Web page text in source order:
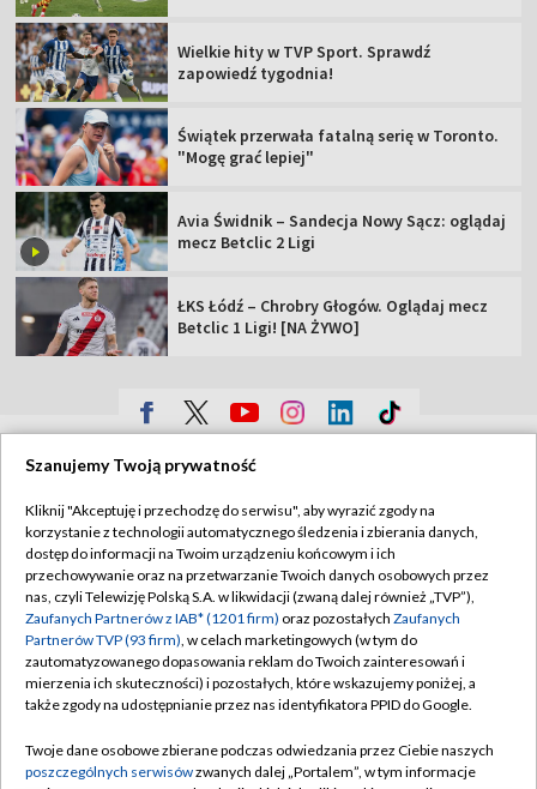
Wielkie hity w TVP Sport. Sprawdź
zapowiedź tygodnia!
Świątek przerwała fatalną serię w Toronto.
"Mogę grać lepiej"
Avia Świdnik – Sandecja Nowy Sącz: oglądaj
mecz Betclic 2 Ligi
ŁKS Łódź – Chrobry Głogów. Oglądaj mecz
Betclic 1 Ligi! [NA ŻYWO]
Sklep TVP
Biuro Reklamy
Oferta Handlowa
Telegazeta ogłoszenia
Emisja w TVP
Ogłoszenia przetargowe
Polityka prywatności
Moje zgody
Biuro reklamy
Kontakt
©2026 Telewizja Polska Spółka Akcyjna w likwidacji
Szanujemy Twoją prywatność
Kliknij "Akceptuję i przechodzę do serwisu", aby wyrazić zgody na
korzystanie z technologii automatycznego śledzenia i zbierania danych,
dostęp do informacji na Twoim urządzeniu końcowym i ich
przechowywanie oraz na przetwarzanie Twoich danych osobowych przez
nas, czyli Telewizję Polską S.A. w likwidacji (zwaną dalej również „TVP”),
Zaufanych Partnerów z IAB* (1201 firm) oraz pozostałych Zaufanych
Partnerów TVP (93 firm), w celach marketingowych (w tym do
zautomatyzowanego dopasowania reklam do Twoich zainteresowań i
mierzenia ich skuteczności) i pozostałych, które wskazujemy poniżej, a
także zgody na udostępnianie przez nas identyfikatora PPID do Google.
Twoje dane osobowe zbierane podczas odwiedzania przez Ciebie naszych
poszczególnych serwisówzwanych dalej „Portalem”, w tym informacje